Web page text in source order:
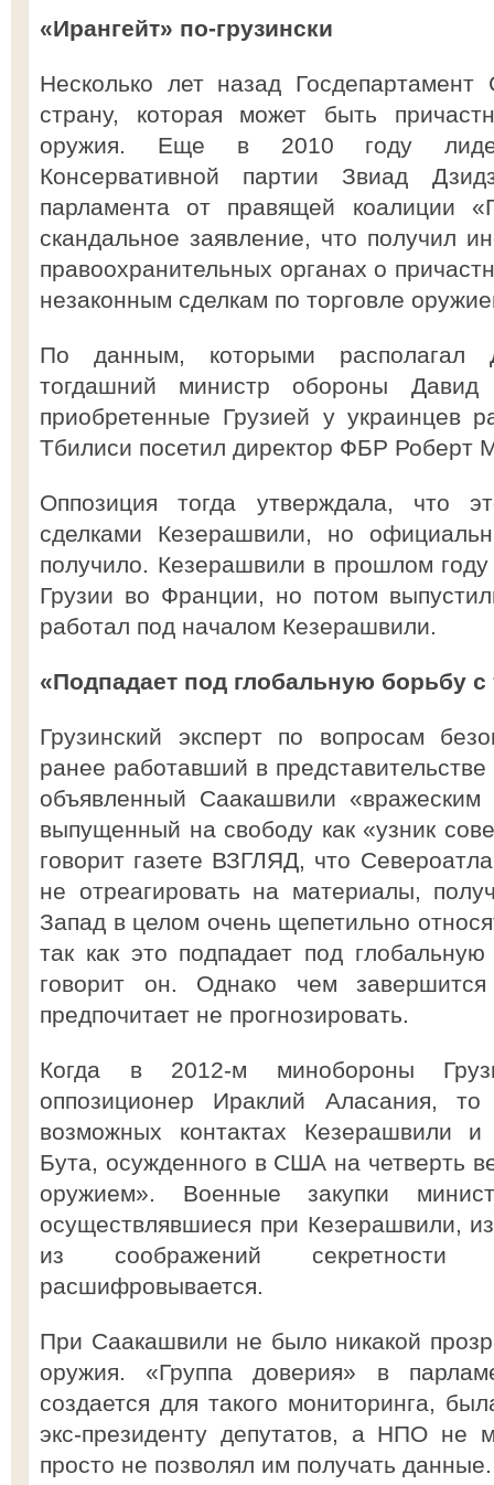
«Ирангейт» по-грузински
Несколько лет назад
страну, которая может быть
оружия. Еще в 2010 году лидер
Консервативной партии Звиад
парламента от правящей коалиции
скандальное заявление, что получил
правоохранительных органах о
незаконным сделкам по торговле
По данным, которыми располагал
тогдашний министр обороны Давид
приобретенные Грузией у украинцев
Тбилиси посетил директор ФБР Роберт
Оппозиция тогда утверждала, что
сделками Кезерашвили, но
получило. Кезерашвили в прошлом
Грузии во Франции, но потом
работал под началом Кезерашвили.
«Подпадает под глобальную борьбу
Грузинский эксперт по вопросам
ранее работавший в
объявленный Саакашвили
выпущенный на свободу как «узник
говорит газете ВЗГЛЯД, что
не отреагировать на материалы,
Запад в целом очень щепетильно
так как это подпадает под
говорит он. Однако чем
предпочитает не прогнозировать.
Когда в 2012-м минобороны
оппозиционер Ираклий Аласания,
возможных контактах Кезерашвили и
Бута, осужденного в США на четверть
оружием». Военные закупки
осуществлявшиеся при Кезерашвили,
из соображений
расшифровывается.
При Саакашвили не было никакой
оружия. «Группа доверия» в
создается для такого мониторинга,
экс-президенту депутатов, а НПО не
просто не позволял им получать данные.